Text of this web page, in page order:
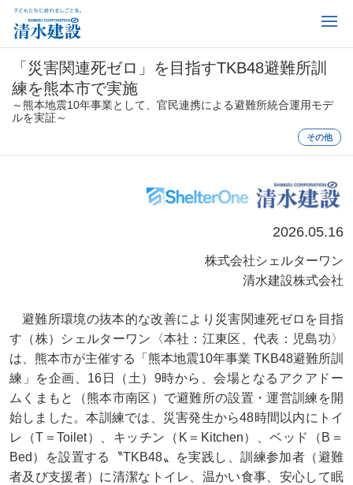
「災害関連死ゼロ」を目指すTKB48避難所訓
練を熊本市で実施
～熊本地震10年事業として、官民連携による避難所統合運用モデ
ルを実証～
その他
2026.05.16
株式会社シェルターワン
清水建設株式会社
避難所環境の抜本的な改善により災害関連死ゼロを目指
す（株）シェルターワン〈本社：江東区、代表：児島功〉
は、熊本市が主催する「熊本地震10年事業 TKB48避難所訓
練」を企画、16日（土）9時から、会場となるアクアドー
ムくまもと（熊本市南区）で避難所の設置・運営訓練を開
始しました。本訓練では、災害発生から48時間以内にトイ
レ（T＝Toilet）、キッチン（K＝Kitchen）、ベッド（B＝
Bed）を設置する〝TKB48〟を実践し、訓練参加者（避難
者及び支援者）に清潔なトイレ、温かい食事、安心して眠